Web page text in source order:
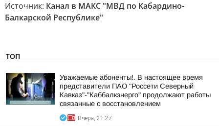
Источник: Канал в МАКС "МВД по Кабардино-
Балкарской Республике"
ТОП
Уважаемые абоненты!. В настоящее время
представители ПАО "Россети Северный
Кавказ"-"Каббалкэнерго" продолжают работы
связанные с восстановлением
Вчера, 21:27